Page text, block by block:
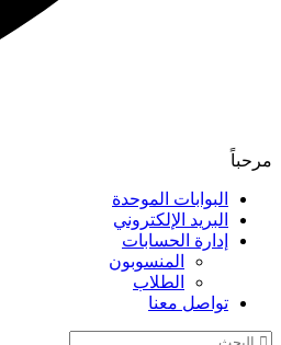
مرحباً
البوابات الموحدة
البريد الإلكتروني
إدارة الحسابات
المنسوبون
الطلاب
تواصل معنا